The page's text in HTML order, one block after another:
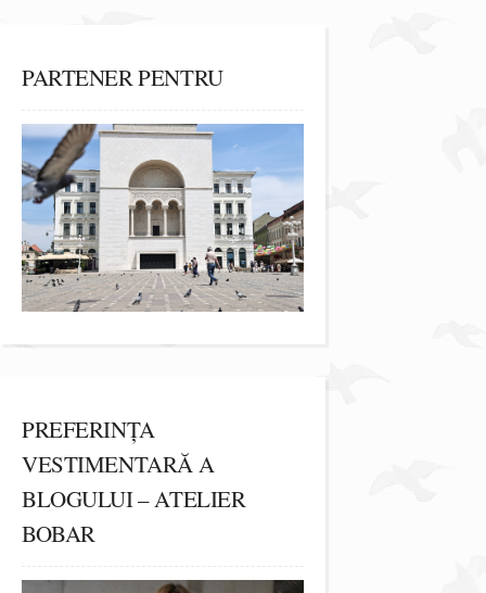
PARTENER PENTRU
PREFERINȚA
VESTIMENTARĂ A
BLOGULUI – ATELIER
BOBAR